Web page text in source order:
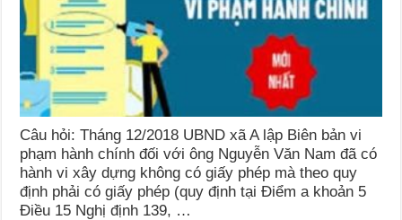
Câu hỏi: Tháng 12/2018 UBND xã A lập Biên bản vi
phạm hành chính đối với ông Nguyễn Văn Nam đã có
hành vi xây dựng không có giấy phép mà theo quy
định phải có giấy phép (quy định tại Điểm a khoản 5
Điều 15 Nghị định 139, …